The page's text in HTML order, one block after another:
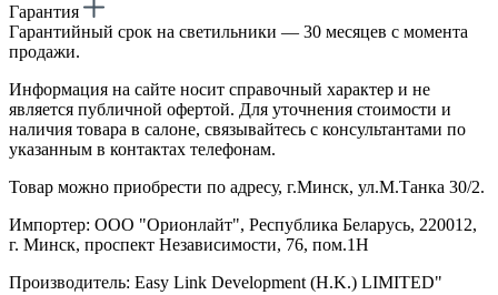
Гарантия
Гарантийный срок на светильники — 30 месяцев с момента
продажи.
Информация на сайте носит справочный характер и не
является публичной офертой. Для уточнения стоимости и
наличия товара в салоне, связывайтесь с консультантами по
указанным в контактах телефонам.
Товар можно приобрести по адресу, г.Минск, ул.М.Танка 30/2.
Импортер: ООО "Орионлайт", Республика Беларусь, 220012,
г. Минск, проспект Независимости, 76, пом.1Н
Производитель: Easy Link Development (H.K.) LIMITED"